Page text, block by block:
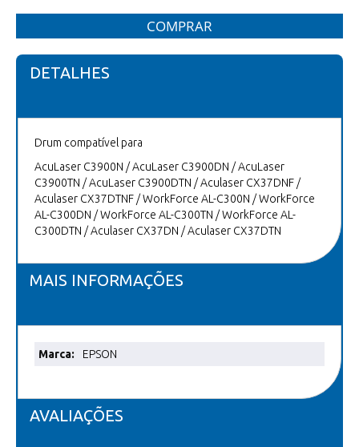
COMPRAR
DETALHES
Drum compatível para
AcuLaser C3900N / AcuLaser C3900DN / AcuLaser
C3900TN / AcuLaser C3900DTN / Aculaser CX37DNF /
Aculaser CX37DTNF / WorkForce AL-C300N / WorkForce
AL-C300DN / WorkForce AL-C300TN / WorkForce AL-
C300DTN / Aculaser CX37DN / Aculaser CX37DTN
MAIS INFORMAÇÕES
Mais
EPSON
AVALIAÇÕES